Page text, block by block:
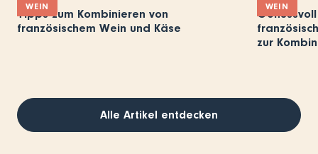
WEIN
Tipps zum Kombinieren von
französischem Wein und Käse
WEIN
zur
Alle Artikel entdecken